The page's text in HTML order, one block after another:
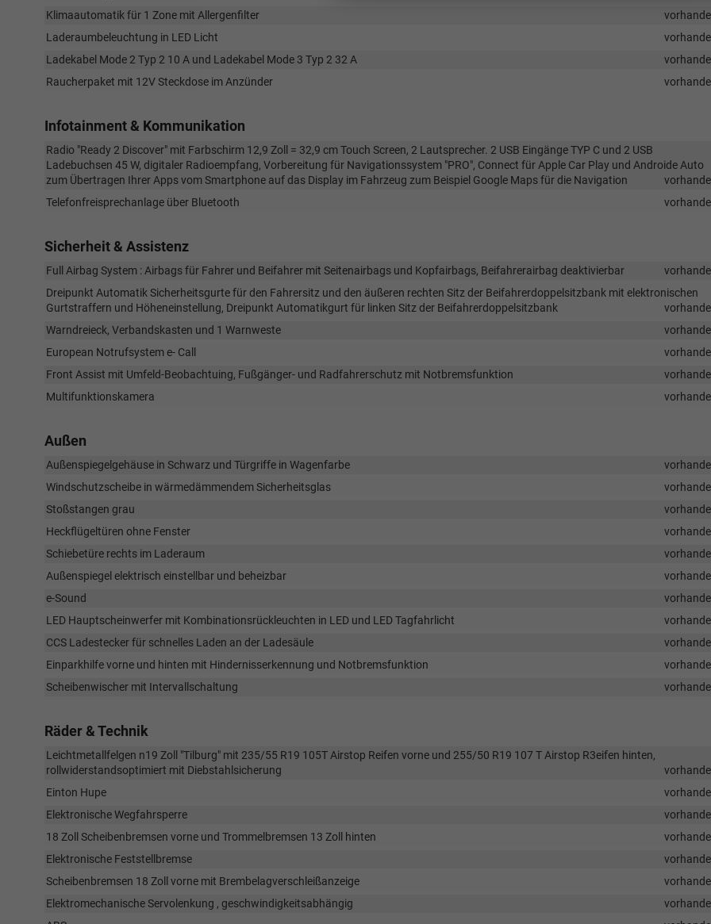
Klimaautomatik für 1 Zone mit Allergenfilter
Laderaumbeleuchtung in LED Licht
Ladekabel Mode 2 Typ 2 10 A und Ladekabel Mode 3 Typ 2 32 A
Raucherpaket mit 12V Steckdose im Anzünder
Infotainment & Kommunikation
Radio "Ready 2 Discover" mit Farbschirm 12,9 Zoll = 32,9 cm Touch Screen, 2 Lautsprecher. 2 USB Eingänge TYP C und 2 USB
Ladebuchsen 45 W, digitaler Radioempfang, Vorbereitung für Navigationssystem "PRO", Connect für Apple Car Play und Androide Auto
zum Übertragen Ihrer Apps vom Smartphone auf das Display im Fahrzeug zum Beispiel Google Maps für die Navigation
Telefonfreisprechanlage über Bluetooth
Sicherheit & Assistenz
Full Airbag System : Airbags für Fahrer und Beifahrer mit Seitenairbags und Kopfairbags, Beifahrerairbag deaktivierbar
Dreipunkt Automatik Sicherheitsgurte für den Fahrersitz und den äußeren rechten Sitz der Beifahrerdoppelsitzbank mit elektronischen
Gurtstraffern und Höheneinstellung, Dreipunkt Automatikgurt für linken Sitz der Beifahrerdoppelsitzbank
Warndreieck, Verbandskasten und 1 Warnweste
European Notrufsystem e- Call
Front Assist mit Umfeld-Beobachtuing, Fußgänger- und Radfahrerschutz mit Notbremsfunktion
Multifunktionskamera
Außen
Außenspiegelgehäuse in Schwarz und Türgriffe in Wagenfarbe
Windschutzscheibe in wärmedämmendem Sicherheitsglas
Stoßstangen grau
Heckflügeltüren ohne Fenster
Schiebetüre rechts im Laderaum
Außenspiegel elektrisch einstellbar und beheizbar
e-Sound
LED Hauptscheinwerfer mit Kombinationsrückleuchten in LED und LED Tagfahrlicht
CCS Ladestecker für schnelles Laden an der Ladesäule
Einparkhilfe vorne und hinten mit Hindernisserkennung und Notbremsfunktion
Scheibenwischer mit Intervallschaltung
Räder & Technik
Leichtmetallfelgen n19 Zoll "Tilburg" mit 235/55 R19 105T Airstop Reifen vorne und 255/50 R19 107 T Airstop R3eifen hinten,
rollwiderstandsoptimiert mit Diebstahlsicherung
Einton Hupe
Elektronische Wegfahrsperre
18 Zoll Scheibenbremsen vorne und Trommelbremsen 13 Zoll hinten
Elektronische Feststellbremse
Scheibenbremsen 18 Zoll vorne mit Brembelagverschleißanzeige
Elektromechanische Servolenkung , geschwindigkeitsabhängig